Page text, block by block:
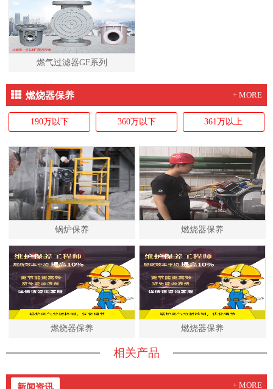
燃气过滤器GF系列
燃烧器保养 + MORE
190万以下 360万以下 361万以上
锅炉保养 燃烧器保养
燃烧器保养 燃烧器保养
相关产品
新闻资讯 + MORE